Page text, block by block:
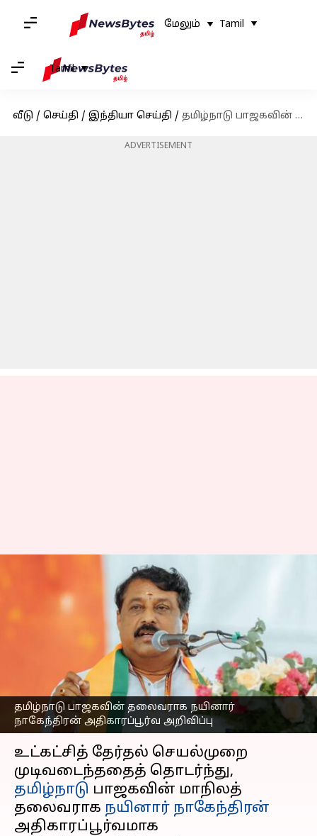
மேலும் Tamil
Tamil
வீடு / செய்தி / இந்தியா செய்தி / தமிழ்நாடு பாஜகவின் தலைவராக நயினார் நாகேந்திரன் தேர்வு; அதிகாரப்பூர்வ அறிவிப்பு வெளியானது
ADVERTISEMENT
தமிழ்நாடு பாஜகவின் தலைவராக நயினார்
நாகேந்திரன் அதிகாரப்பூர்வ அறிவிப்பு
தமிழ்நாடு பாஜகவின்
தலைவராக நயினார்
நாகேந்திரன் தேர்வு;
அதிகாரப்பூர்வ அறிவிப்பு
வெளியானது
எழுதியவர் Sekar Chinnappan Apr 12, 2025 07:03 pm
செய்தி முன்னோட்டம்
உட்கட்சித் தேர்தல் செயல்முறை
முடிவடைந்ததைத் தொடர்ந்து,
தமிழ்நாடு பாஜகவின் மாநிலத்
தலைவராக நயினார் நாகேந்திரன்
அதிகாரப்பூர்வமாக